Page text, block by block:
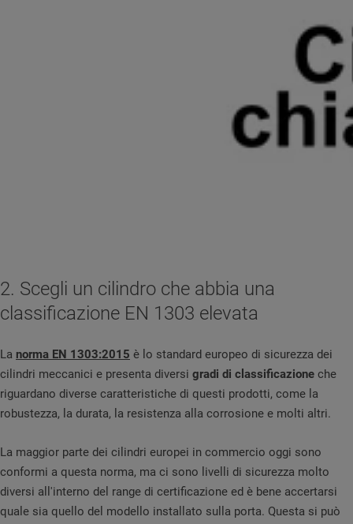
2. Scegli un cilindro che abbia una
classificazione EN 1303 elevata
La norma EN 1303:2015 è lo standard europeo di sicurezza dei
cilindri meccanici e presenta diversi gradi di classificazione che
riguardano diverse caratteristiche di questi prodotti, come la
robustezza, la durata, la resistenza alla corrosione e molti altri.
La maggior parte dei cilindri europei in commercio oggi sono
conformi a questa norma, ma ci sono livelli di sicurezza molto
diversi all'interno del range di certificazione ed è bene accertarsi
quale sia quello del modello installato sulla porta. Questa si può